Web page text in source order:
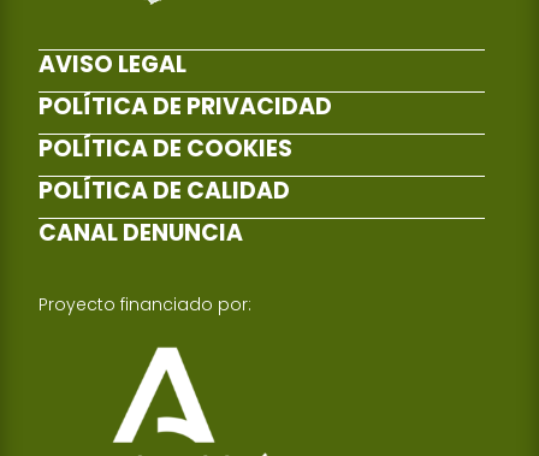
AVISO LEGAL
POLÍTICA DE PRIVACIDAD
POLÍTICA DE COOKIES
POLÍTICA DE CALIDAD
CANAL DENUNCIA
Proyecto financiado por: